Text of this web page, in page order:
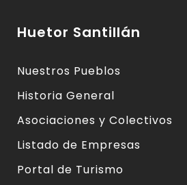
Huetor Santillán
Nuestros Pueblos
Historia General
Asociaciones y Colectivos
Listado de Empresas
Portal de Turismo